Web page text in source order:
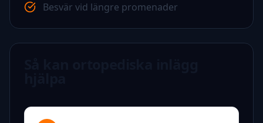
Besvär vid längre promenader